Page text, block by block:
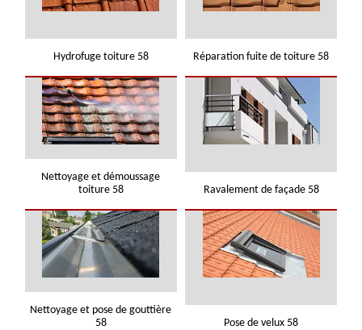
Hydrofuge toiture 58 Réparation fuite de toiture 58
Nettoyage et démoussage
toiture 58
Ravalement de façade 58
Nettoyage et pose de gouttière
58
Pose de velux 58